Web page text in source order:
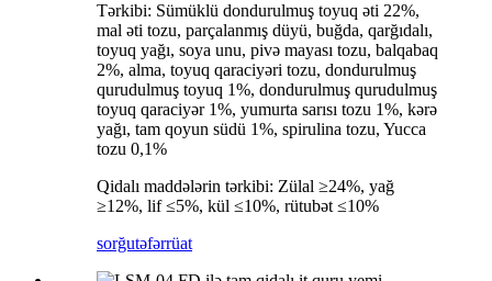
Tərkibi: Sümüklü dondurulmuş toyuq əti 22%,
mal əti tozu, parçalanmış düyü, buğda, qarğıdalı,
toyuq yağı, soya unu, pivə mayası tozu, balqabaq
2%, alma, toyuq qaraciyəri tozu, dondurulmuş
qurudulmuş toyuq 1%, dondurulmuş qurudulmuş
toyuq qaraciyər 1%, yumurta sarısı tozu 1%, kərə
yağı, tam qoyun südü 1%, spirulina tozu, Yucca
tozu 0,1%
Qidalı maddələrin tərkibi: Zülal ≥24%, yağ
≥12%, lif ≤5%, kül ≤10%, rütubət ≤10%
sorğutəfərrüat